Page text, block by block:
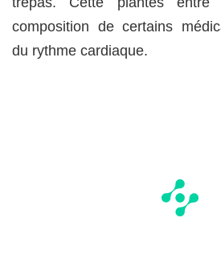
composition de certains
du rythme cardiaque.